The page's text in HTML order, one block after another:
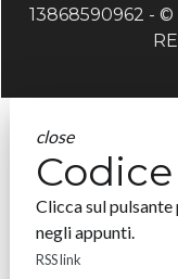
13868590962 -
close
Codice
Clicca sul pulsante
negli appunti.
RSS link